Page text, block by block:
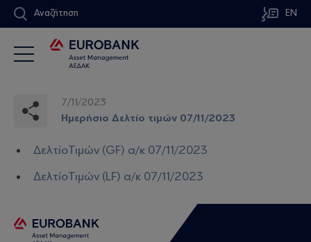
Αναζήτηση EN
7/11/2023
Ημερήσιο Δελτίο τιμών 07/11/2023
ΔελτίοΤιμών (GF) α/κ 07/11/2023
ΔελτίοΤιμών (LF) α/κ 07/11/2023